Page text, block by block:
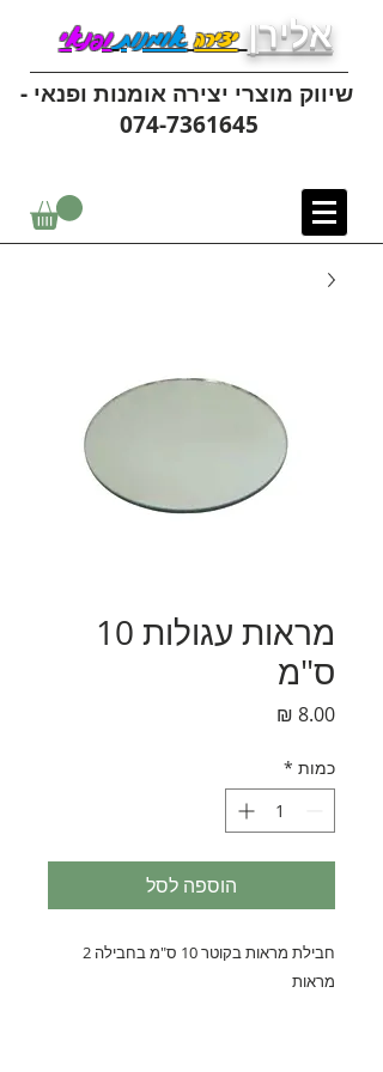
אלירן יצירהאומנותופנאי
שיווק מוצרי יצירה אומנות ופנאי -
074-7361645
מראות עגולות 10
ס"מ
כמות *
הוספה לסל
מראות